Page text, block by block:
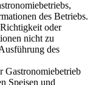
des Betriebs.
oder
nicht zu
des
Gastronomiebetrieb
Speisen und